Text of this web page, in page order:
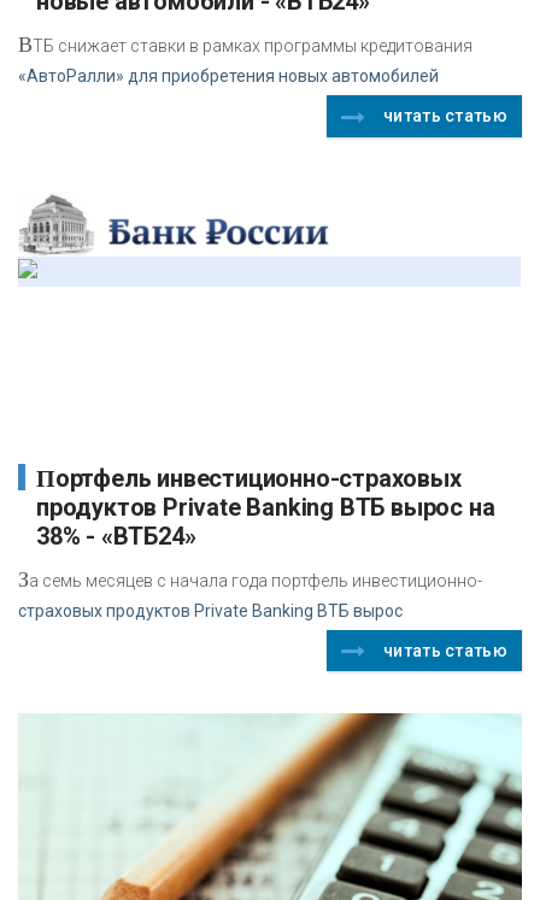
ВТБ снижает ставки в рамках программы кредитования
«АвтоРалли» для приобретения новых автомобилей
читать статью
Портфель инвестиционно-страховых
продуктов Private Banking ВТБ вырос на
38% - «ВТБ24»
За семь месяцев с начала года портфель инвестиционно-
страховых продуктов Private Banking ВТБ вырос
читать статью